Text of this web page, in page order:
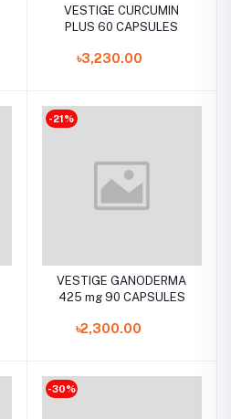
VESTIGE CURCUMIN
PLUS 60 CAPSULES
৳3,230.00
-21%
VESTIGE GANODERMA
425 mg 90 CAPSULES
৳2,300.00
-30%